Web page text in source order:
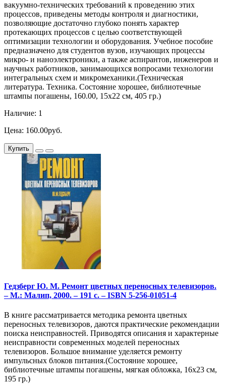
вакуумно-технических требований к проведению этих
процессов, приведены методы контроля и диагностики,
позволяющие достаточно глубоко понять характер
протекающих процессов с целью соответствующей
оптимизации технологии и оборудования. Учебное пособие
предназначено для студентов вузов, изучающих процессы
микро- и наноэлектроники, а также аспирантов, инженеров и
научных работников, занимающихся вопросами технологии
интегральных схем и микромеханики.(Техническая
литература. Техника. Состояние хорошее, библиотечные
штампы погашены, 160.00, 15х22 см, 405 гр.)
Наличие: 1
Цена: 160.00руб.
Купить
Гедзберг Ю. М. Ремонт цветных переносных телевизоров.
– М.: Малип, 2000. – 191 с. – ISBN 5-256-01051-4
В книге рассматривается методика ремонта цветных
переносных телевизоров, даются практические рекомендации
поиска неисправностей. Приводятся описания и характерные
неисправности современных моделей переносных
телевизоров. Большое внимание уделяется ремонту
импульсных блоков питания.(Состояние хорошее,
библиотечные штампы погашены, мягкая обложка, 16х23 см,
195 гр.)